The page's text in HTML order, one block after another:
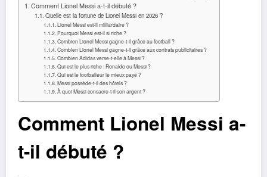
Comment Lionel Messi a-t-il débuté ?
Quelle est la fortune de Lionel Messi en 2026 ?
Lionel Messi est-il milliardaire ?
Pourquoi Messi est-il si riche ?
Combien Lionel Messi gagne-t-il grâce au football ?
Combien Lionel Messi gagne-t-il grâce aux contrats publicitaires ?
Combien Adidas verse-t-elle à Messi ?
Qui est le plus riche : Ronaldo ou Messi ?
Qui est le footballeur le mieux payé ?
Messi possède-t-il des hôtels ?
À quoi Messi consacre-t-il son argent ?
Comment Lionel Messi a-
t-il débuté ?